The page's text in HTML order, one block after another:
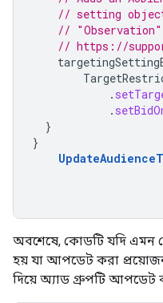
// setting
//
// https://
.
.
}
}
অবশেষে, কোডটি যদি এমন
হয় যা আপডেট করা প্রয়োজন,
দিয়ে অ্যাড গ্রুপটি আপডেট